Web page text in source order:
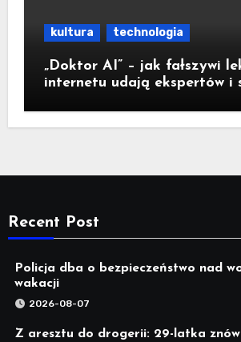
kultura technologia
„Doktor AI” – jak fałszywi
internetu udają ekspertów i
Recent Post
Policja dba o bezpieczeństwo nad
wakacji
2026-08-07
Z aresztu do drogerii: 29-latka znów